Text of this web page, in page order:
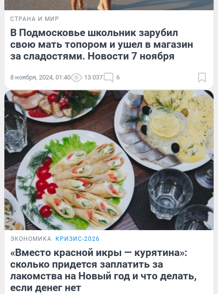
СТРАНА И МИР
В Подмосковье школьник зарубил
свою мать топором и ушел в магазин
за сладостями. Новости 7 ноября
8 ноября, 2024, 01:40 13 037 6
ЭКОНОМИКА КРИЗИС-2026
«Вместо красной икры — курятина»:
сколько придется заплатить за
лакомства на Новый год и что делать,
если денег нет